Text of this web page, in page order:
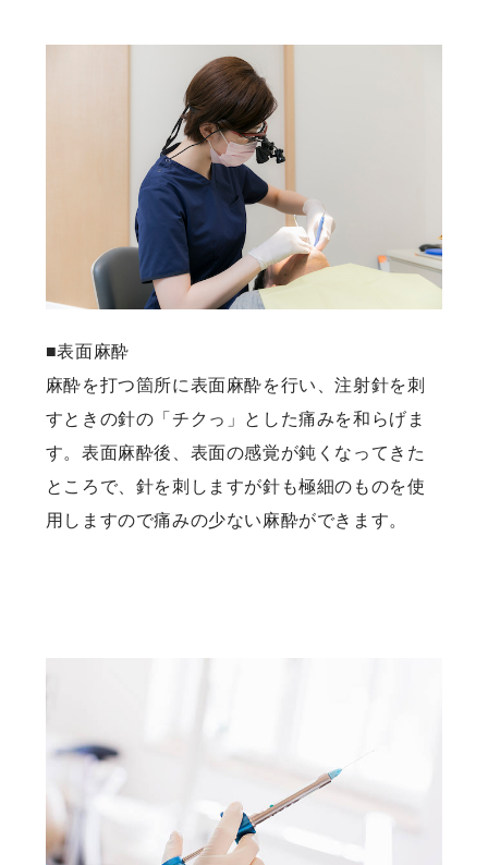
■表面麻酔
麻酔を打つ箇所に表面麻酔を行い、注射針を刺
すときの針の「チクっ」とした痛みを和らげま
す。表面麻酔後、表面の感覚が鈍くなってきた
ところで、針を刺しますが針も極細のものを使
用しますので痛みの少ない麻酔ができます。